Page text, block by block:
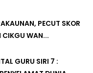
PECUT SKOR
CIKGU WAN...
GURU SIRI 7 :